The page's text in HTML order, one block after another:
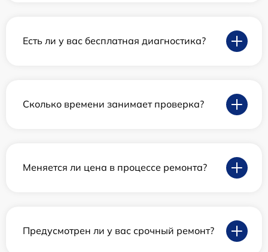
Есть ли у вас бесплатная диагностика?
Сколько времени занимает проверка?
Меняется ли цена в процессе ремонта?
Предусмотрен ли у вас срочный ремонт?